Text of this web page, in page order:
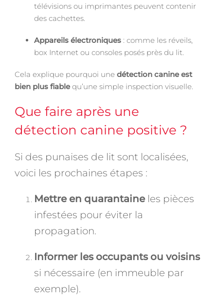
télévisions ou imprimantes peuvent contenir
des cachettes.
Appareils électroniques : comme les réveils,
box Internet ou consoles posés près du lit.
Cela explique pourquoi une détection canine est
bien plus fiable qu’une simple inspection visuelle.
Que faire après une
détection canine positive ?
Si des punaises de lit sont localisées,
voici les prochaines étapes :
Mettre en quarantaineles pièces
infestées pour éviter la
propagation.
Informer les occupants ou voisins
si nécessaire (en immeuble par
exemple).